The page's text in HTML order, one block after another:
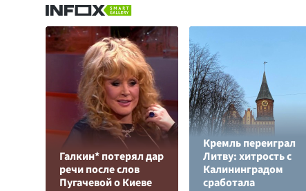
Галкин* потерял дар
речи после слов
Пугачевой о Киеве
Кремль переиграл
Литву: хитрость с
Калининградом
сработала